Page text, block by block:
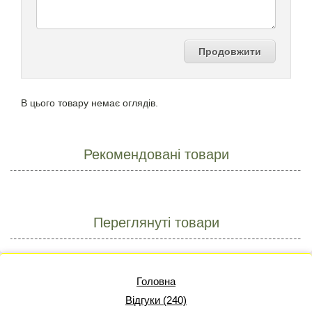
Продовжити
В цього товару немає оглядів.
Рекомендовані товари
Переглянуті товари
Головна
Відгуки (240)